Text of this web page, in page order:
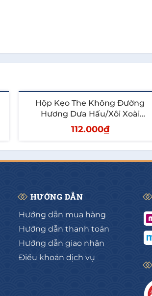
Hộp Kẹo The Không Đường
Hương Dưa Hấu/Xôi Xoài
Playmore Hộp Thiếc 40G
112.000₫
HƯỚNG DẪN
Hướng dẫn mua hàng
Hướng dẫn thanh toán
Hướng dẫn giao nhận
Điều khoản dịch vụ